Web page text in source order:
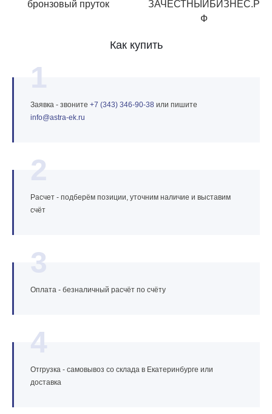
бронзовый пруток
ЗАЧЕСТНЫЙБИЗНЕС.Р
Ф
Как купить
1
Заявка - звоните +7 (343) 346‑90‑38 или пишите
info@astra‑ek.ru
2
Расчет - подберём позиции, уточним наличие и выставим
счёт
3
Оплата - безналичный расчёт по счёту
4
Отгрузка - самовывоз со склада в Екатеринбурге или
доставка